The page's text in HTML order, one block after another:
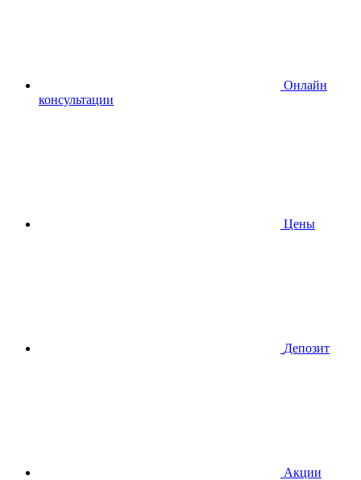
Онлайн
консультации
Цены
Депозит
Акции